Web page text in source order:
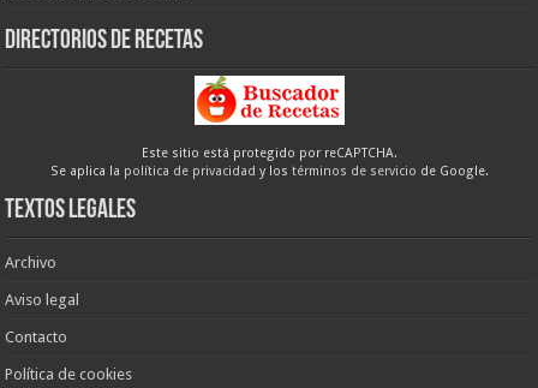
Directorios de recetas
Este sitio está protegido por reCAPTCHA.
Se aplica la política de privacidad y los términos de servicio de Google.
Textos legales
Archivo
Aviso legal
Contacto
Política de cookies